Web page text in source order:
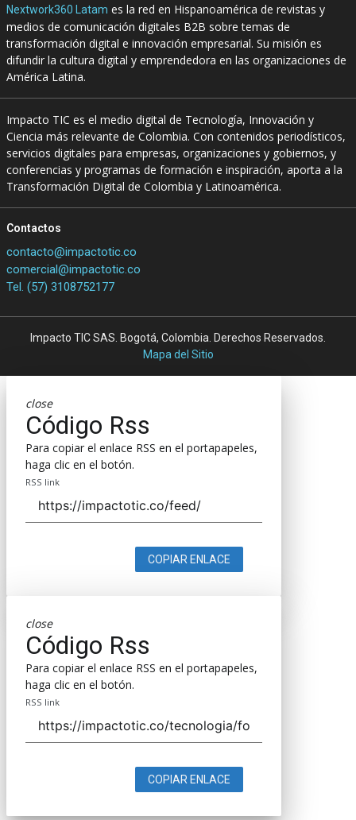
Nextwork360 Latam es la red en Hispanoamérica de revistas y
medios de comunicación digitales B2B sobre temas de
transformación digital e innovación empresarial. Su misión es
difundir la cultura digital y emprendedora en las organizaciones de
América Latina.
Impacto TIC es el medio digital de Tecnología, Innovación y
Ciencia más relevante de Colombia. Con contenidos periodísticos,
servicios digitales para empresas, organizaciones y gobiernos, y
conferencias y programas de formación e inspiración, aporta a la
Transformación Digital de Colombia y Latinoamérica.
Contactos
contacto@impactotic.co
comercial@impactotic.co
Tel. (57) 3108752177
Impacto TIC SAS. Bogotá, Colombia. Derechos Reservados.
Mapa del Sitio
close
Código Rss
Para copiar el enlace RSS en el portapapeles,
haga clic en el botón.
RSS link
COPIAR ENLACE
close
Código Rss
Para copiar el enlace RSS en el portapapeles,
haga clic en el botón.
RSS link
COPIAR ENLACE